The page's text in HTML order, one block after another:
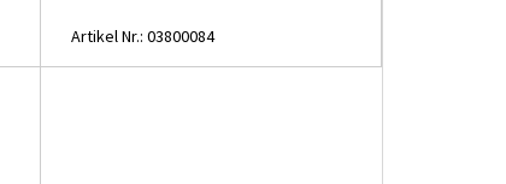
Artikel Nr.: 03800084